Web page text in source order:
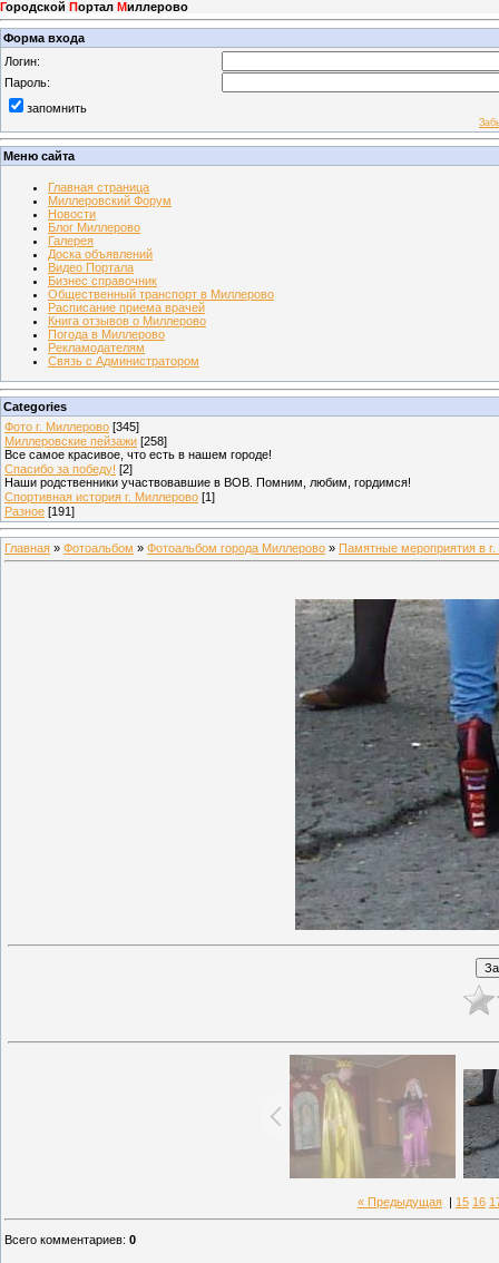
Городской Портал Миллерово
Форма входа
Логин:
Пароль:
запомнить
Меню сайта
Главная страница
Миллеровский Форум
Новости
Блог Миллерово
Галерея
Доска объявлений
Видео Портала
Бизнес справочник
Общественный транспорт в Миллерово
Расписание приема врачей
Книга отзывов о Миллерово
Погода в Миллерово
Рекламодателям
Связь с Администратором
Categories
Фото г. Миллерово [345]
Миллеровские пейзажи [258]
Все самое красивое, что есть в нашем городе!
Спасибо за победу! [2]
Наши родственники участвовавшие в ВОВ. Помним, любим, гордимся!
Спортивная история г. Миллерово [1]
Разное [191]
Главная » Фотоальбом » Фотоальбом города Миллерово » Памятные мероприятия в
« Предыдущая 15 16
Всего комментариев: 0